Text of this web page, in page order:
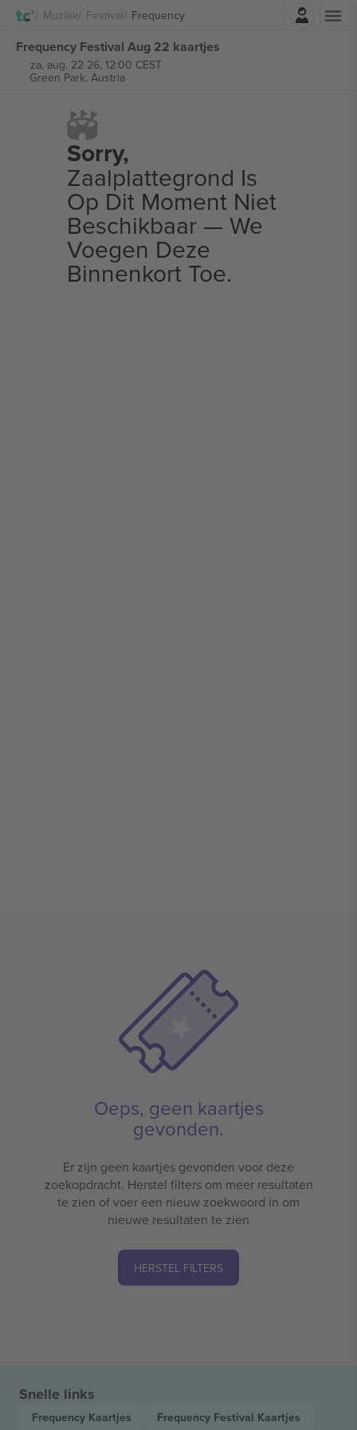
Muziek Festival Frequency
Frequency Festival Aug 22 kaartjes
za, aug. 22 26, 12:00 CEST
Green Park, Austria
Sorry,
Zaalplattegrond Is
Op Dit Moment Niet
Beschikbaar — We
Voegen Deze
Binnenkort Toe.
Oeps, geen kaartjes
gevonden.
Er zijn geen kaartjes gevonden voor deze
zoekopdracht. Herstel filters om meer resultaten
te zien of voer een nieuw zoekwoord in om
nieuwe resultaten te zien
HERSTEL FILTERS
Snelle links
Frequency Kaartjes Frequency Festival Kaartjes